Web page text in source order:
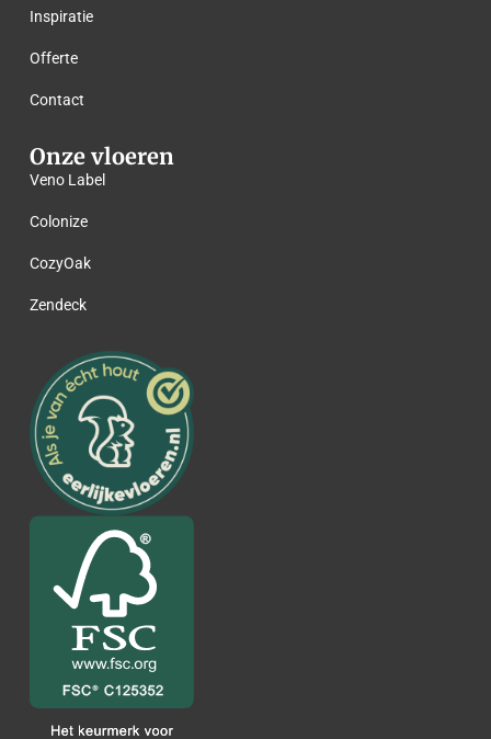
Inspiratie
Offerte
Contact
Onze vloeren
Veno Label
Colonize
CozyOak
Zendeck